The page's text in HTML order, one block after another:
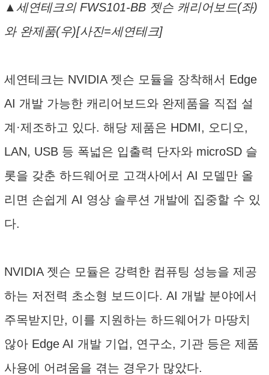
▲세연테크의 FWS101-BB 젯슨 캐리어보드(좌)
와 완제품(우)[사진=세연테크]
세연테크는 NVIDIA 젯슨 모듈을 장착해서 Edge
AI 개발 가능한 캐리어보드와 완제품을 직접 설
계·제조하고 있다. 해당 제품은 HDMI, 오디오,
LAN, USB 등 폭넓은 입출력 단자와 microSD 슬
롯을 갖춘 하드웨어로 고객사에서 AI 모델만 올
리면 손쉽게 AI 영상 솔루션 개발에 집중할 수 있
다.
NVIDIA 젯슨 모듈은 강력한 컴퓨팅 성능을 제공
하는 저전력 초소형 보드이다. AI 개발 분야에서
주목받지만, 이를 지원하는 하드웨어가 마땅치
않아 Edge AI 개발 기업, 연구소, 기관 등은 제품
사용에 어려움을 겪는 경우가 많았다.